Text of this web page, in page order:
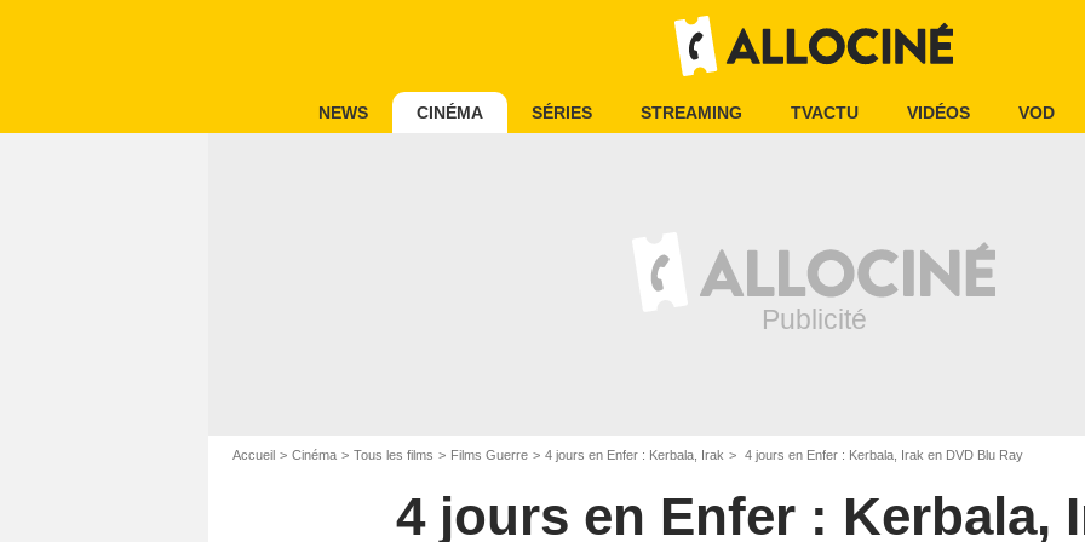
NEWS CINÉMA SÉRIES STREAMING TVACTU VIDÉOS VOD
Accueil Cinéma Tous les films Films Guerre 4 jours en Enfer : Kerbala, Irak 4 jours en Enfer : Kerbala, Irak en DVD Blu Ray
4 jours en Enfer : Kerbala,